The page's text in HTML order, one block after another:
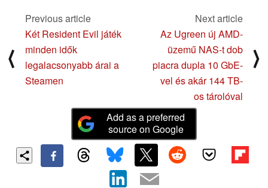
⟨
Previous article
Két Resident Evil játék
minden idők
legalacsonyabb árai a
Steamen
Next article
Az Ugreen új AMD-
üzemű NAS-t dob
piacra dupla 10 GbE-
vel és akár 144 TB-
os tárolóval
⟩
Add as a preferred
source on Google